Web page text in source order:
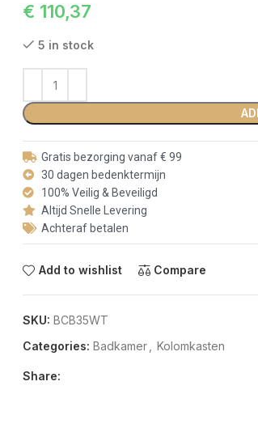
€ 110,37
5 in stock
Gratis bezorging vanaf € 99
30 dagen bedenktermijn
100% Veilig & Beveiligd
Altijd Snelle Levering
Achteraf betalen
Add to wishlist Compare
SKU: BCB35WT
Categories: Badkamer Kolomkasten
Share: